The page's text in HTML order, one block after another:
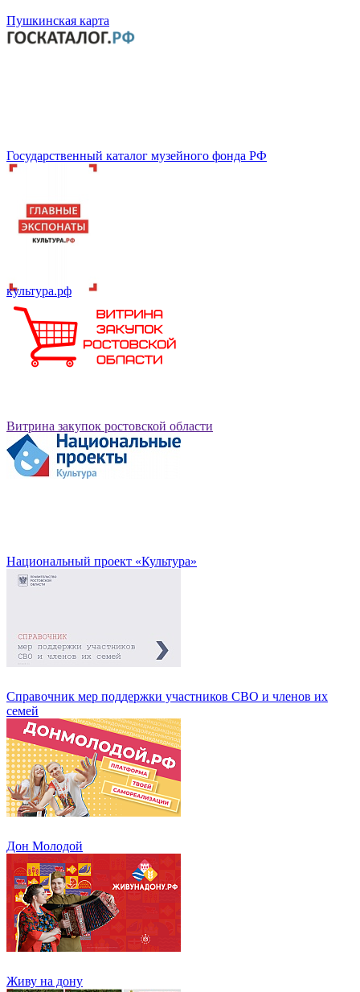
Пушкинская карта
Государственный каталог музейного фонда РФ
культура.рф
Витрина закупок ростовской области
Национальный проект «Культура»
Справочник мер поддержки участников СВО и членов их
семей
Дон Молодой
Живу на дону